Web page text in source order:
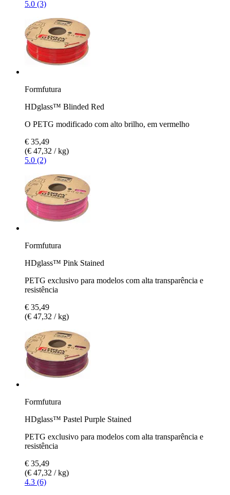
5.0 (3)
Formfutura
HDglass™ Blinded Red
O PETG modificado com alto brilho, em vermelho
€ 35,49
(€ 47,32 / kg)
5.0 (2)
Formfutura
HDglass™ Pink Stained
PETG exclusivo para modelos com alta transparência e
resistência
€ 35,49
(€ 47,32 / kg)
Formfutura
HDglass™ Pastel Purple Stained
PETG exclusivo para modelos com alta transparência e
resistência
€ 35,49
(€ 47,32 / kg)
4.3 (6)